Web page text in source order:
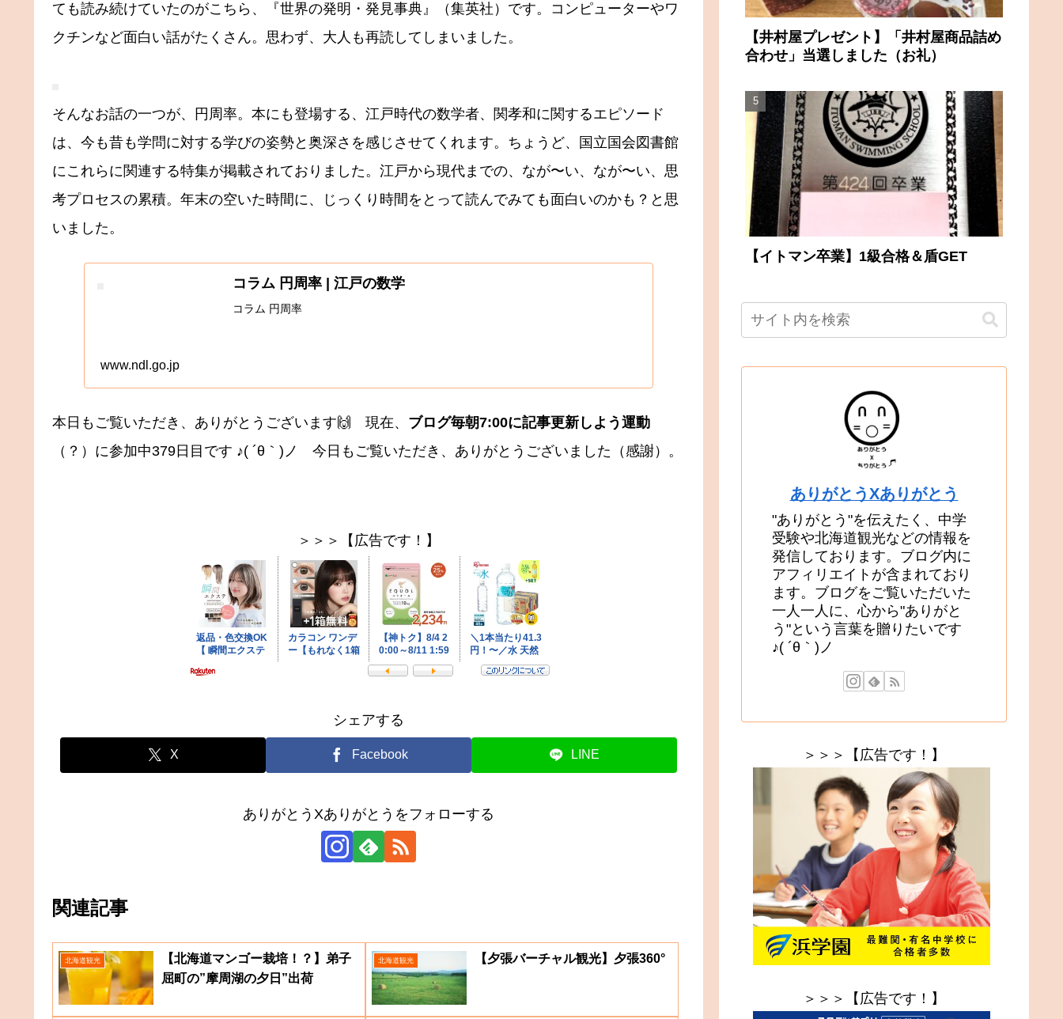
ても読み続けていたのがこちら、『世界の発明・発見事典』（集英社）です。コンピューターやワ
クチンなど面白い話がたくさん。思わず、大人も再読してしまいました。
そんなお話の一つが、円周率。本にも登場する、江戸時代の数学者、関孝和に関するエピソード
は、今も昔も学問に対する学びの姿勢と奥深さを感じさせてくれます。ちょうど、国立国会図書館
にこれらに関連する特集が掲載されておりました。江戸から現代までの、なが〜い、なが〜い、思
考プロセスの累積。年末の空いた時間に、じっくり時間をとって読んでみても面白いのかも？と思
いました。
コラム 円周率 | 江戸の数学
コラム 円周率
www.ndl.go.jp
本日もご覧いただき、ありがとうございます🙌 現在、 ブログ毎朝7:00に記事更新しよう運動
（？）に参加中379日目です ♪( ´θ｀)ノ 今日もご覧いただき、ありがとうございました（感謝）。
＞＞＞【広告です！】
シェアする
X Facebook LINE
ありがとうXありがとうをフォローする
関連記事
北海道観光
【北海道マンゴー栽培！？】弟子
屈町の”摩周湖の夕日”出荷
北海道観光 【夕張バーチャル観光】夕張360°
【井村屋プレゼント】「井村屋商品詰め
合わせ」当選しました（お礼）
【イトマン卒業】1級合格＆盾GET
ありがとうXありがとう
"ありがとう"を伝えたく、中学
受験や北海道観光などの情報を
発信しております。ブログ内に
アフィリエイトが含まれており
ます。ブログをご覧いただいた
一人一人に、心から"ありがと
う"という言葉を贈りたいです
♪( ´θ｀)ノ
＞＞＞【広告です！】
＞＞＞【広告です！】